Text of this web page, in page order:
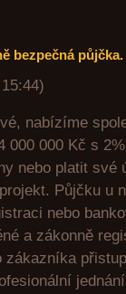
bezpečná půjčka.
15:44)
nabízíme
000 000 Kč s
nebo platit své
Půjčku u
nebo
a zákonně